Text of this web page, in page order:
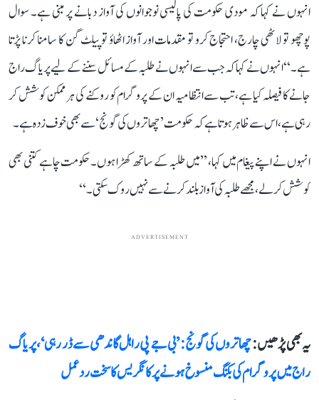
انہوں نے کہا کہ مودی حکومت کی پالیسی نوجوانوں کی آواز دبانے پر مبنی ہے۔ سوال
پوچھو تو لاٹھی چارج، احتجاج کرو تو مقدمات اور آواز اٹھاؤ تو پیلٹ گن کا سامنا کرنا پڑتا
ہے۔‘‘ انہوں نے کہا کہ جب سے انہوں نے طلبہ کے مسائل سننے کے لیے پریاگ راج
جانے کا فیصلہ کیا ہے، تب سے انتظامیہ ان کے پروگرام کو روکنے کی ہر ممکن کوشش کر
رہی ہے، اس سے ظاہر ہوتا ہے کہ حکومت ’چھاتروں کی گونج‘ سے بھی خوف زدہ ہے۔
انہوں نے اپنے پیغام میں کہا، ’’میں طلبہ کے ساتھ کھڑا ہوں۔ حکومت چاہے کتنی بھی
کوشش کر لے، مجھے طلبہ کی آواز بلند کرنے سے نہیں روک سکتی۔‘‘
ADVERTISEMENT
یہ بھی پڑھیں :چھاتروں کی گونج: ’بی جے پی راہل گاندھی سے ڈر رہی‘، پریاگ
راج میں پروگرام کی بکنگ منسوخ ہونے پر کانگریس کا سخت ردعمل